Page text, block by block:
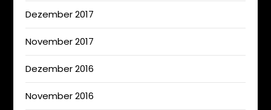
Dezember 2017
November 2017
Dezember 2016
November 2016